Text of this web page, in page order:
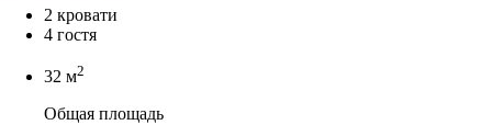
2 кровати
4 гостя
32 м2
Общая площадь